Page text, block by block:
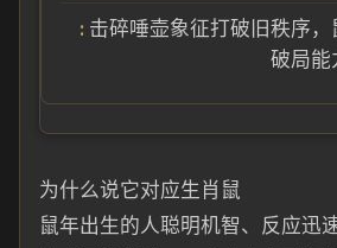
击碎唾壶象征打破旧秩序，
破局能
为什么说它对应生肖鼠
鼠年出生的人聪明机智、反应迅